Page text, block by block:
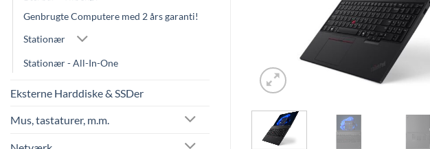
Genbrugte Computere med 2 års garanti!
Stationær
Stationær - All-In-One
Eksterne Harddiske & SSDer
Mus, tastaturer, m.m.